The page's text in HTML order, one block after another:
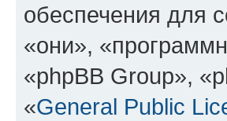
обеспечения для
«они»,
«phpBB Group»,
«General Public